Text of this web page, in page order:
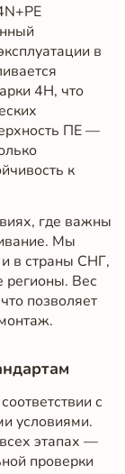
в
4Н, что
ПЕ —
к
где важны
Мы
в страны СНГ,
регионы. Вес
позволяет
с
условиями.
этапах —
проверки